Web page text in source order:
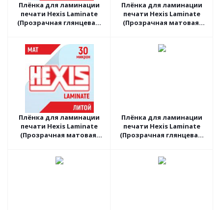
Плёнка для ламинации
печати Hexis Laminate
(Прозрачная глянцевая)
Плёнка для ламинации
печати Hexis Laminate
(Прозрачная матовая)
Плёнка для ламинации
печати Hexis Laminate
(Прозрачная матовая)
Плёнка для ламинации
печати Hexis Laminate
(Прозрачная глянцевая)